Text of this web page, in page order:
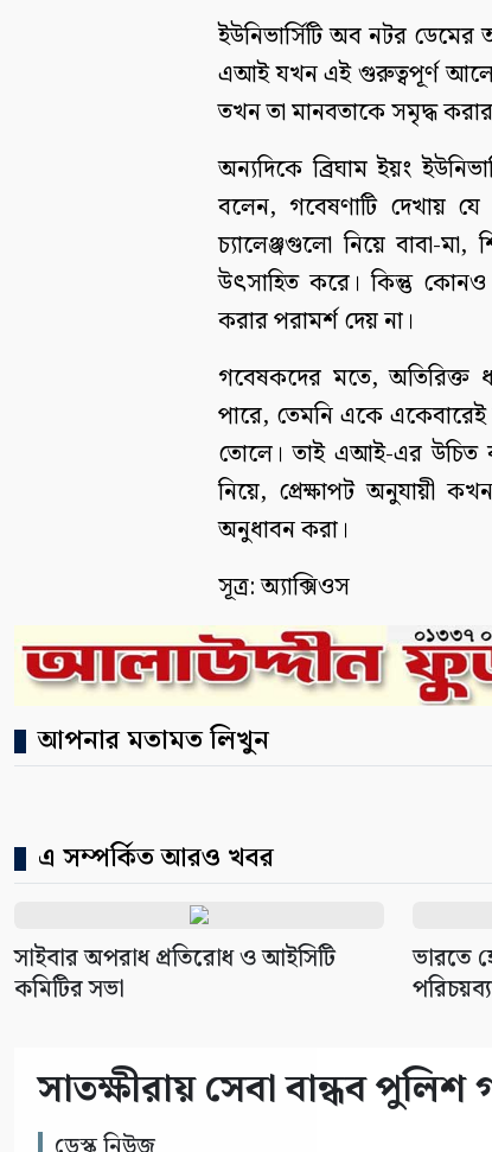
ইউনিভার্সিটি অব নটর
এআই যখন এই গুরুত্বপূর্ণ
তখন তা মানবতাকে সমৃদ্ধ
অন্যদিকে ব্রিঘাম ইয়ং
বলেন, গবেষণাটি দেখায়
চ্যালেঞ্জগুলো নিয়ে বাবা-
উৎসাহিত করে। কিন্তু কোনও
করার পরামর্শ দেয় না।
গবেষকদের মতে, অতিরিক্ত
পারে, তেমনি একে একেবারেই
তোলে। তাই এআই-এর উচিত
নিয়ে, প্রেক্ষাপট অনুযায়ী
অনুধাবন করা।
সূত্র: অ্যাক্সিওস
আপনার মতামত লিখুন
এ সম্পর্কিত আরও খবর
সাইবার অপরাধ প্রতিরোধ ও আইসিটি
কমিটির সভা
ভারতে
সাতক্ষীরায় সেবা বান্ধব